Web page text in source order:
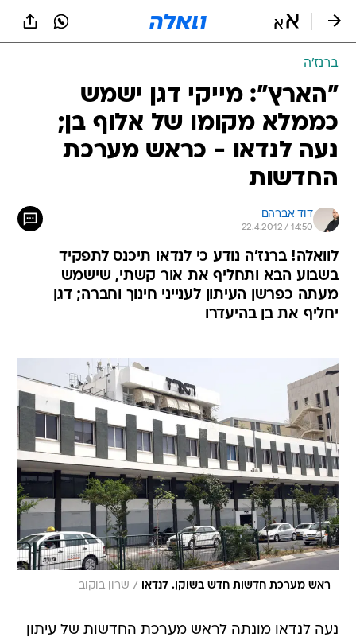
ברנז'ה
"הארץ": מייקי דגן ישמש
כממלא מקומו של אלוף בן;
נעה לנדאו - כראש מערכת
החדשות
דוד אברהם
22.4.2012 / 14:50
לוואלה! ברנז'ה נודע כי לנדאו תיכנס לתפקיד
בשבוע הבא ותחליף את אור קשתי, שישמש
מעתה כפרשן העיתון לענייני חינוך וחברה; דגן
יחליף את בן בהיעדרו
ראש מערכת חדשות חדש בשוקן. לנדאו / שרון בוקוב
נעה לנדאו מונתה לראש מערכת החדשות של עיתון